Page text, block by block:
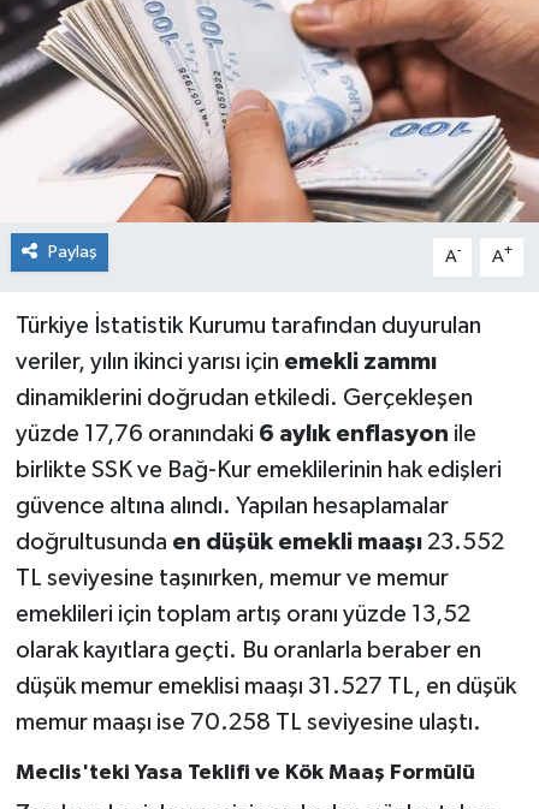
Paylaş A- A+
Türkiye İstatistik Kurumu tarafından duyurulan
veriler, yılın ikinci yarısı için emekli zammı
dinamiklerini doğrudan etkiledi. Gerçekleşen
yüzde 17,76 oranındaki 6 aylık enflasyon ile
birlikte SSK ve Bağ-Kur emeklilerinin hak edişleri
güvence altına alındı. Yapılan hesaplamalar
doğrultusunda en düşük emekli maaşı23.552
TL seviyesine taşınırken, memur ve memur
emeklileri için toplam artış oranı yüzde 13,52
olarak kayıtlara geçti. Bu oranlarla beraber en
düşük memur emeklisi maaşı 31.527 TL, en düşük
memur maaşı ise 70.258 TL seviyesine ulaştı.
Meclis'teki Yasa Teklifi ve Kök Maaş Formülü
Spor
Teknoloji
Türkiye